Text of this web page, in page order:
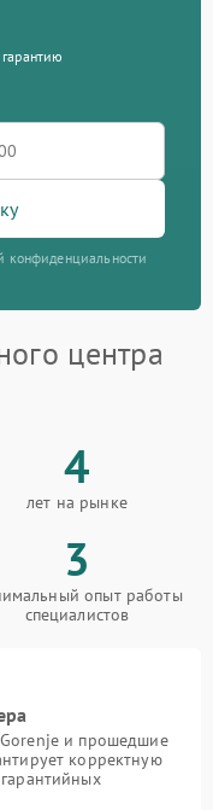
конфиденциальности
центра
4
лет на рынке
3
опыт работы
специалистов
Gorenje и прошедшие
корректную